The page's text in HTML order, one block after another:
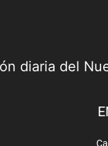
diaria del